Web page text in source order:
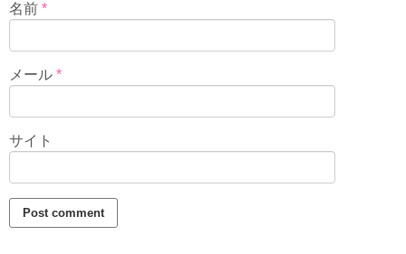
名前 *
メール *
サイト